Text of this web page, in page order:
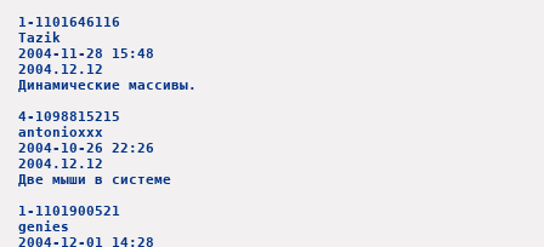
1-1101646116
Tazik
2004-11-28 15:48
2004.12.12
Динамические массивы.
4-1098815215
antonioxxx
2004-10-26 22:26
2004.12.12
Две мыши в системе
1-1101900521
genies
2004-12-01 14:28